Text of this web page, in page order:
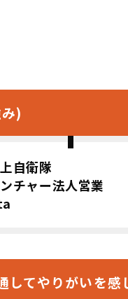
)
自衛隊
チャー法人営業
してやりがいを感